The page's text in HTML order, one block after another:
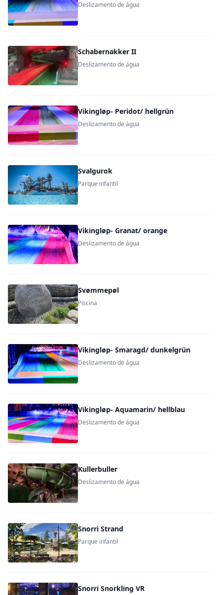
Deslizamento de água
Schabernakker II
Deslizamento de água
Vikingløp- Peridot/ hellgrün
Deslizamento de água
Svalgurok
Parque infantil
Vikingløp- Granat/ orange
Deslizamento de água
Svømmepøl
Piscina
Vikingløp- Smaragd/ dunkelgrün
Deslizamento de água
Vikingløp- Aquamarin/ hellblau
Deslizamento de água
Kullerbuller
Deslizamento de água
Snorri Strand
Parque infantil
Snorri Snorkling VR